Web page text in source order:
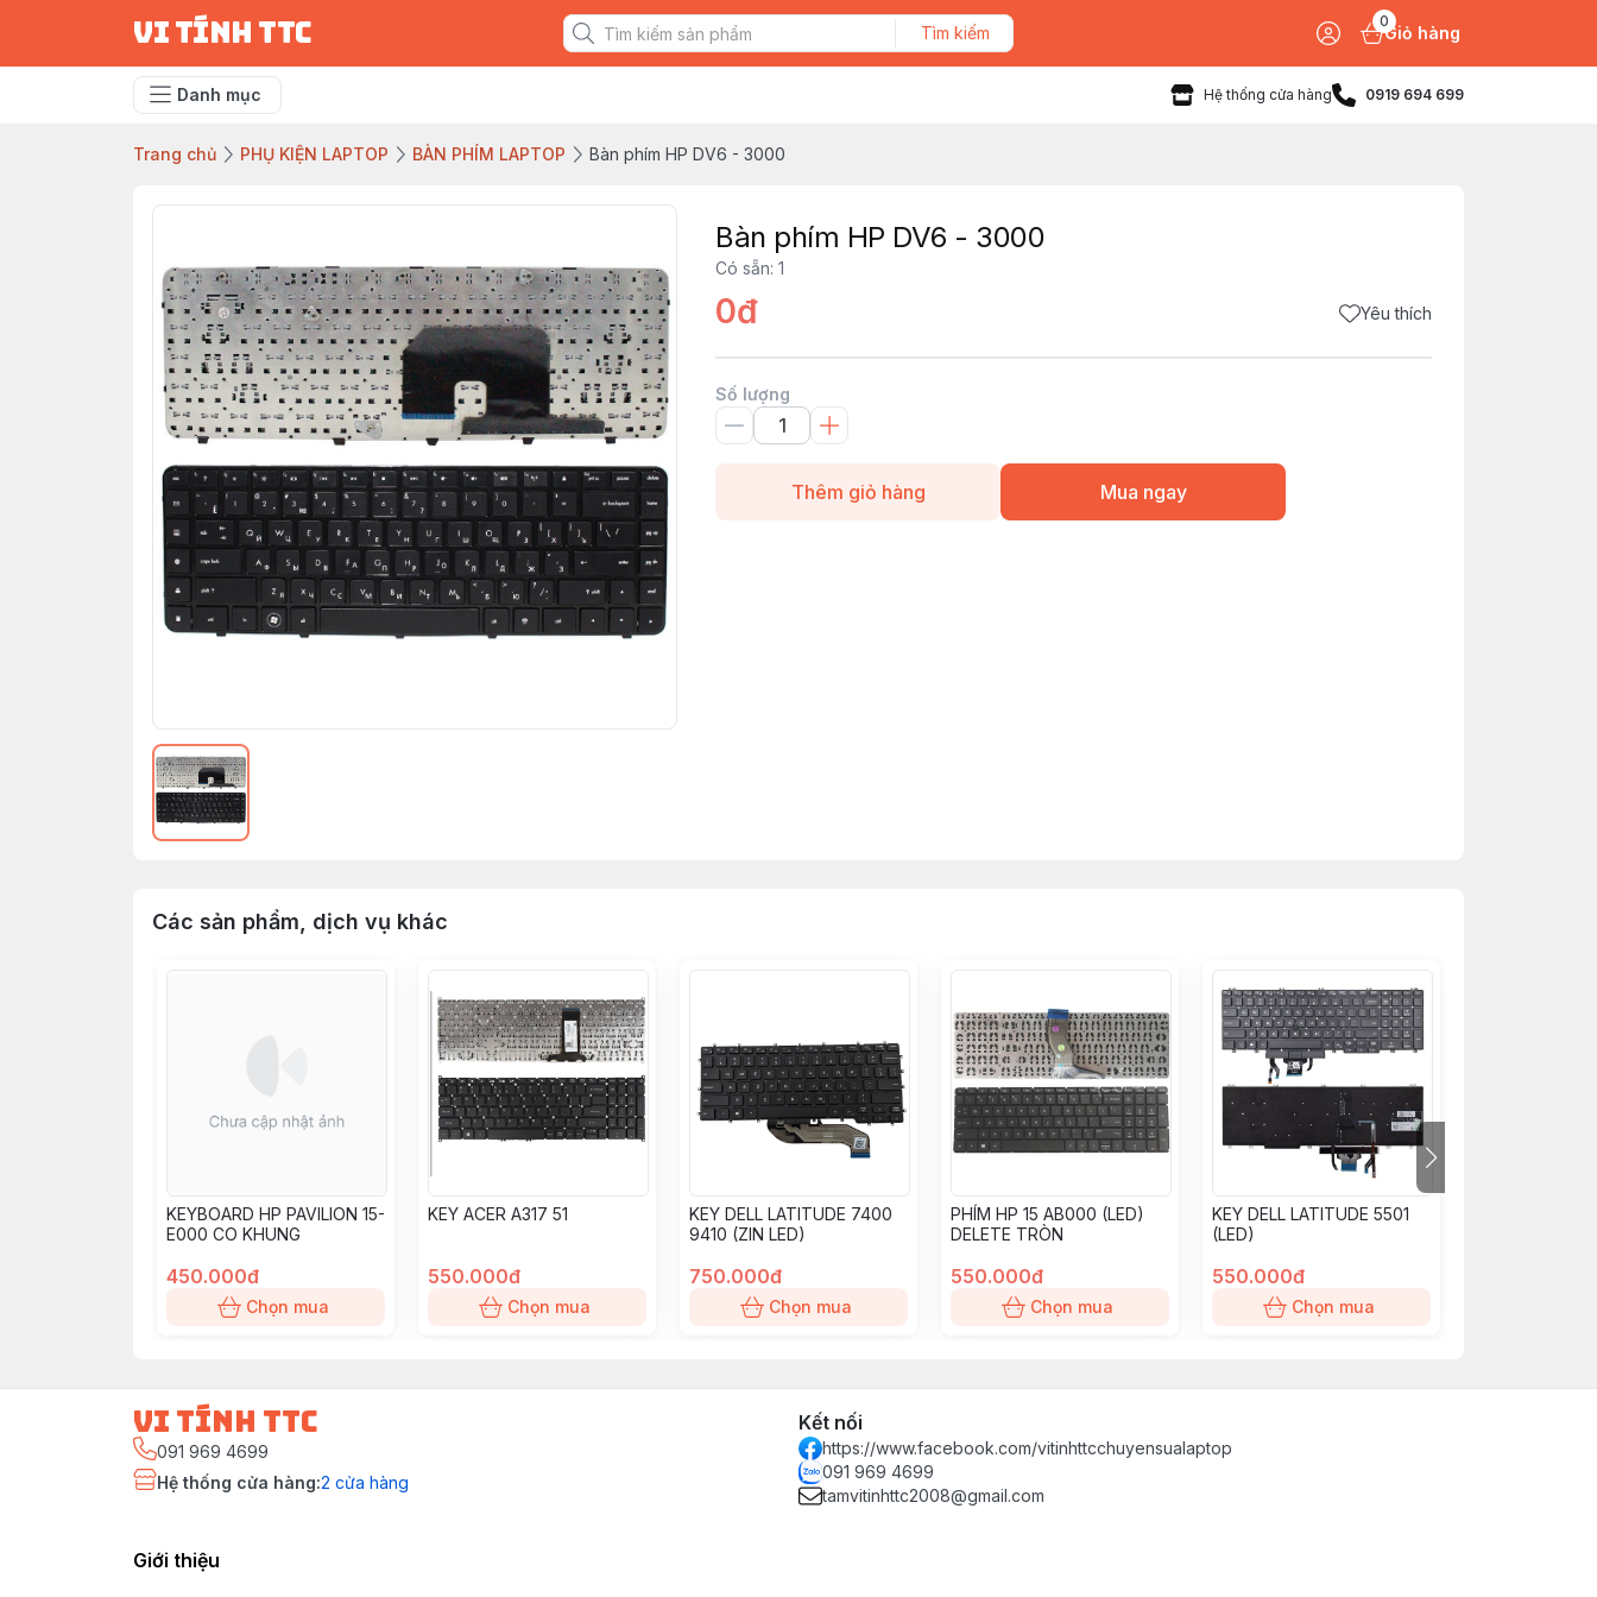
vi tính ttc Tìm kiếm
0
Giỏ hàng
Danh mục Hệ thống cửa hàng 0919 694 699
Trang chủ PHỤ KIỆN LAPTOP BÀN PHÍM LAPTOP Bàn phím HP DV6 - 3000
Bàn phím HP DV6 - 3000
Có sẵn: 1
0đ Yêu thích
Số lượng
Thêm giỏ hàng Mua ngay
Các sản phẩm, dịch vụ khác
KEYBOARD HP PAVILION 15-
E000 CO KHUNG
450.000đ
Chọn mua
KEY ACER A317 51
550.000đ
Chọn mua
KEY DELL LATITUDE 7400
9410 (ZIN LED)
750.000đ
Chọn mua
PHÍM HP 15 AB000 (LED)
DELETE TRÒN
550.000đ
Chọn mua
KEY DELL LATITUDE 5501
(LED)
550.000đ
Chọn mua
vi tính ttc
091 969 4699
Hệ thống cửa hàng:2 cửa hàng
Kết nối
https://www.facebook.com/vitinhttcchuyensualaptop
091 969 4699
tamvitinhttc2008@gmail.com
Giới thiệu